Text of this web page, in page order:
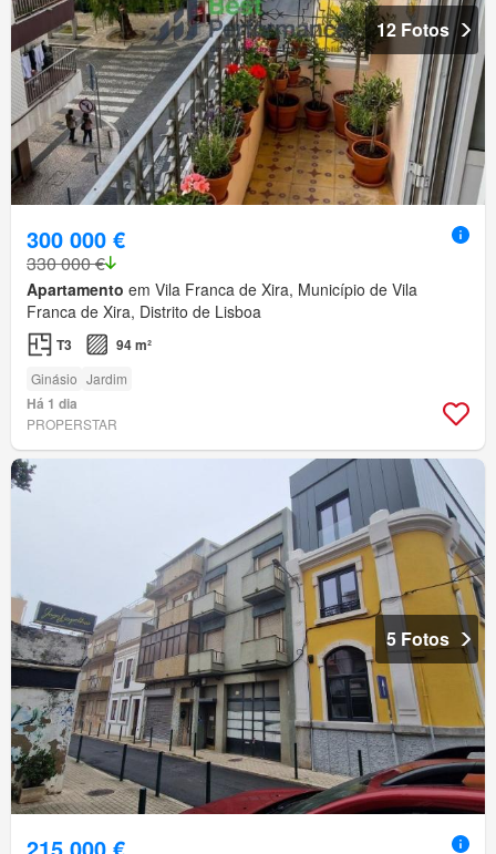
12 Fotos
300 000 €
330 000 €
Apartamento em Vila Franca de Xira, Município de Vila
Franca de Xira, Distrito de Lisboa
T3 94 m²
Ginásio Jardim
Há 1 dia
PROPERSTAR
5 Fotos